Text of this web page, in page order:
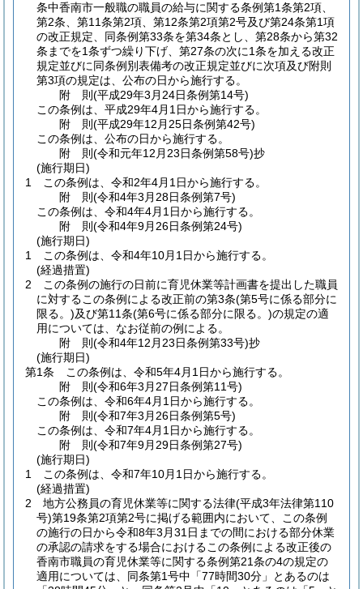
条中香南市一般職の職員の給与に関する条例第1条第2項、
第2条、第11条第2項、第12条第2項第2号及び第24条第1項
の改正規定、同条例第33条を第34条とし、第28条から第32
条までを1条ずつ繰り下げ、第27条の次に1条を加える改正
規定並びに同条例別表備考の改正規定並びに次項及び附則
第3項の規定は、公布の日から施行する。
附 則(平成29年3月24日条例第14号)
この条例は、平成29年4月1日から施行する。
附 則(平成29年12月25日条例第42号)
この条例は、公布の日から施行する。
附 則(令和元年12月23日条例第58号)抄
(施行期日)
1
この条例は、令和2年4月1日から施行する。
附 則(令和4年3月28日条例第7号)
この条例は、令和4年4月1日から施行する。
附 則(令和4年9月26日条例第24号)
(施行期日)
1
この条例は、令和4年10月1日から施行する。
(経過措置)
2
この条例の施行の日前に育児休業等計画書を提出した職員
に対するこの条例による改正前の第3条(第5号に係る部分に
限る。)及び第11条(第6号に係る部分に限る。)の規定の適
用については、なお従前の例による。
附 則(令和4年12月23日条例第33号)抄
(施行期日)
第1条
この条例は、令和5年4月1日から施行する。
附 則(令和6年3月27日条例第11号)
この条例は、令和6年4月1日から施行する。
附 則(令和7年3月26日条例第5号)
この条例は、令和7年4月1日から施行する。
附 則(令和7年9月29日条例第27号)
(施行期日)
1
この条例は、令和7年10月1日から施行する。
(経過措置)
2
地方公務員の育児休業等に関する法律(平成3年法律第110
号)第19条第2項第2号に掲げる範囲内において、この条例
の施行の日から令和8年3月31日までの間における部分休業
の承認の請求をする場合におけるこの条例による改正後の
香南市職員の育児休業等に関する条例第21条の4の規定の
適用については、同条第1号中「77時間30分」とあるのは